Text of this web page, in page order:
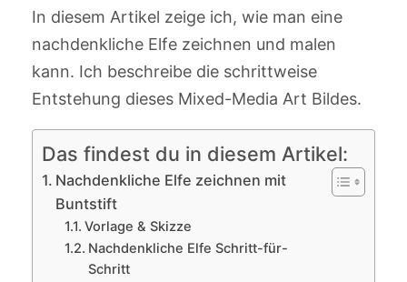
In diesem Artikel zeige ich, wie man eine
nachdenkliche Elfe zeichnen und malen
kann. Ich beschreibe die schrittweise
Entstehung dieses Mixed-Media Art Bildes.
Das findest du in diesem Artikel:
Nachdenkliche Elfe zeichnen mit
Buntstift
Vorlage & Skizze
Nachdenkliche Elfe Schritt-für-
Schritt